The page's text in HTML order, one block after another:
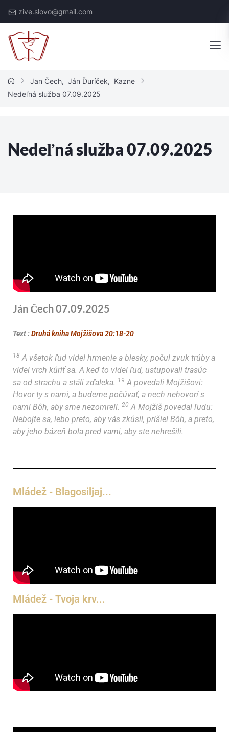
zive.slovo@gmail.com
Jan Čech, Ján Ďuríček, Kazne
Nedeľná služba 07.09.2025
Nedeľná služba 07.09.2025
Ján Čech 07.09.2025
Text :Druhá kniha Mojžišova 20:18-20
18 A všetok ľud videl hrmenie a blesky, počul zvuk trúby a
videl vrch kúriť sa. A keď to videl ľud, ustupovali trasúc
sa od strachu a stáli zďaleka. 19 A povedali Mojžišovi:
Hovor ty s nami, a budeme počúvať, a nech nehovorí s
nami Bôh, aby sme nezomreli. 20 A Mojžiš povedal ľudu:
Nebojte sa, lebo preto, aby vás zkúsil, prišiel Bôh, a preto,
aby jeho bázeň bola pred vami, aby ste nehrešili.
Mládež - Blagosiljaj...
Mládež - Tvoja krv...